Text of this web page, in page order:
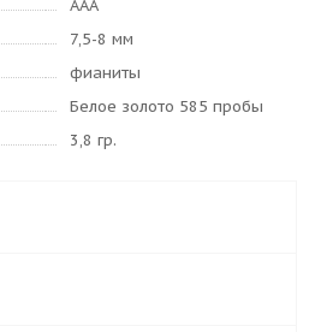
AAA
7,5-8 мм
фианиты
Белое золото 585 пробы
3,8 гр.